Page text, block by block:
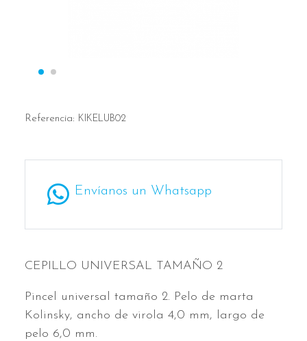
Referencia: KIKELUB02
Envíanos un Whatsapp
CEPILLO UNIVERSAL TAMAÑO 2
Pincel universal tamaño 2. Pelo de marta
Kolinsky, ancho de virola 4,0 mm, largo de
pelo 6,0 mm.